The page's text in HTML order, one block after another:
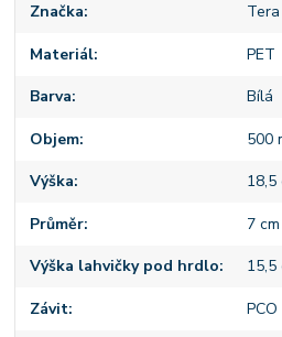
Značka Tera
Materiál PET
Barva Bílá
Objem 500
Výška 18,5
Průměr 7 cm
Výška lahvičky pod hrdlo 15,5
Závit